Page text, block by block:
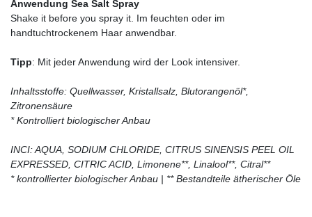
Anwendung Sea Salt Spray
Shake it before you spray it. Im feuchten oder im
handtuchtrockenem Haar anwendbar.
Tipp: Mit jeder Anwendung wird der Look intensiver.
Inhaltsstoffe: Quellwasser, Kristallsalz, Blutorangenöl*,
Zitronensäure
* Kontrolliert biologischer Anbau
INCI: AQUA, SODIUM CHLORIDE, CITRUS SINENSIS PEEL OIL
EXPRESSED, CITRIC ACID, Limonene**, Linalool**, Citral**
* kontrollierter biologischer Anbau | ** Bestandteile ätherischer Öle